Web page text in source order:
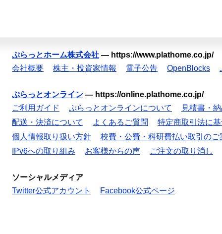
ぷらっとホーム株式会社 — https://www.plathome.co.jp/
会社概要
株主・投資家情報 電子公告 OpenBlocks
ぷらっとオンライン — https://online.plathome.co.jp/
ご利用ガイド
ぷらっとオンラインについて
見積書・
配送・決済について
よくあるご質問
特定商取引法に
個人情報取り扱い方針
校費・公費・科研費払い取引のご
IPv6への取り組み
お客様からの声 ご注文の取り消し
ソーシャルメディア
Twitter公式アカウント
Facebook公式ページ